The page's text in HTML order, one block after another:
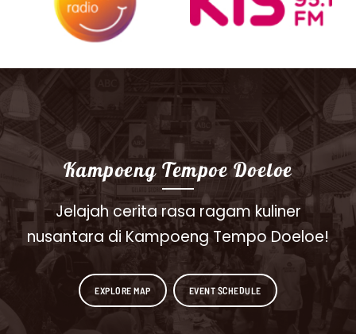
Kampoeng Tempoe Doeloe
Jelajah cerita rasa ragam kuliner
nusantara di Kampoeng Tempo Doeloe!
EXPLORE MAP EVENT SCHEDULE